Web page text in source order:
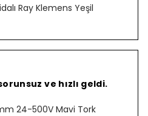
Ray Klemens Yeşil
ve hızlı geldi.
24-500V Mavi Tork